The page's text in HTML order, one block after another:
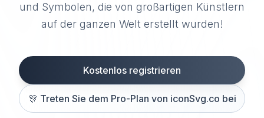
und Symbolen, die von großartigen Künstlern
auf der ganzen Welt erstellt wurden!
Kostenlos registrieren
🎊 Treten Sie dem Pro-Plan von iconSvg.co bei